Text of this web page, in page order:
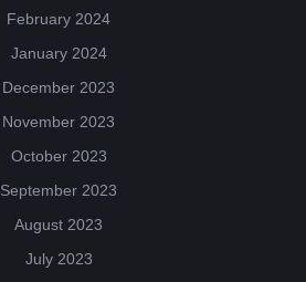
February 2024
January 2024
December 2023
November 2023
October 2023
September 2023
August 2023
July 2023